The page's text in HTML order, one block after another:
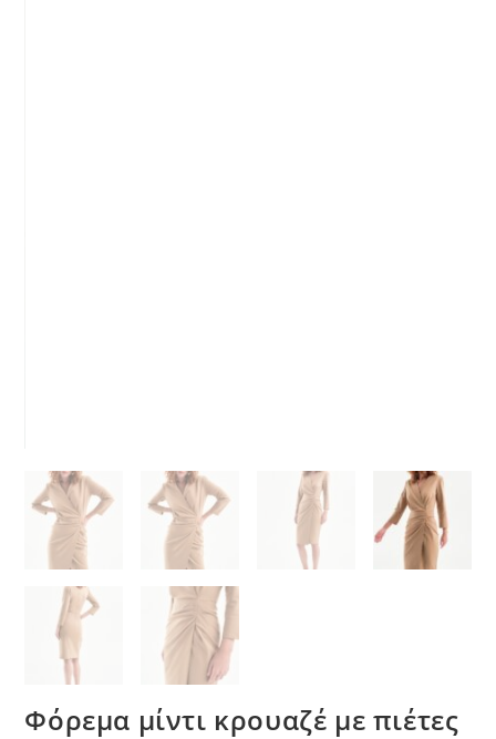
Φόρεμα μίντι κρουαζέ με πιέτες